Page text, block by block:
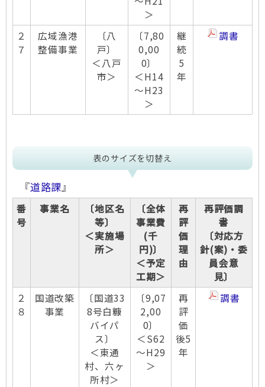
＞
２
７
広域漁港
整備事業
〔八
戸〕
＜八戸
市＞
〔7,80
0,00
0〕
＜H14
～H23
＞
継
続
5
年
調書
表のサイズを切替え
『道路課』
番
号
事業名
〔地区名
等〕
＜実施場
所＞
〔全体
事業費
(千
円)〕
＜予定
工期＞
再
評
価
理
由
再評価調
書
〔対応方
針(案)・委
員会意
見〕
２
８
国道改築
事業
〔国道33
8号白糠
バイパ
ス〕
＜東通
村、六ヶ
所村＞
〔9,07
2,00
0〕
＜S62
～H29
＞
再
評
価
後5
年
調書